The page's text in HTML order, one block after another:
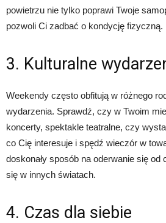
powietrzu nie tylko poprawi Twoje
pozwoli Ci zadbać o kondycję fizyczną.
3. Kulturalne
Weekendy często obfitują w różnego
wydarzenia. Sprawdź, czy w Twoim
koncerty, spektakle teatralne, czy
co Cię interesuje i spędź wieczór w
doskonały sposób na oderwanie się
się w innych światach.
4. Czas dla siebie